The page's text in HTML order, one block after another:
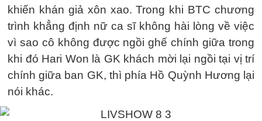
khiến khán giả xôn xao. Trong khi BTC chương
trình khẳng định nữ ca sĩ không hài lòng về việc
vì sao cô không được ngồi ghế chính giữa trong
khi đó Hari Won là GK khách mời lại ngồi tại vị trí
chính giữa ban GK, thì phía Hồ Quỳnh Hương lại
nói khác.